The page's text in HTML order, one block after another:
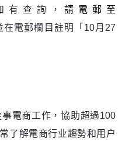
有查詢，請電郵至
在電郵欄目註明「 10月 27
電商工作，協助超過100
了解電商行业趨勢和用户